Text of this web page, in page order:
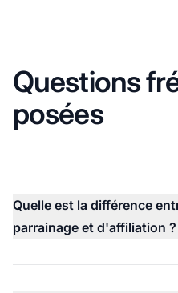
Questions
posées
Quelle est la différence
parrainage et d'affiliation ?